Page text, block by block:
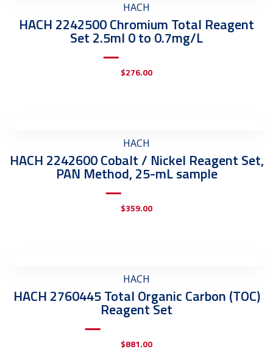
HACH
HACH 2242500 Chromium Total Reagent
Set 2.5ml 0 to 0.7mg/L
$276.00
HACH
HACH 2242600 Cobalt / Nickel Reagent Set,
PAN Method, 25-mL sample
$359.00
HACH
HACH 2760445 Total Organic Carbon (TOC)
Reagent Set
$881.00